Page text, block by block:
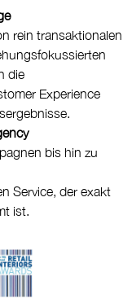
rein transaktionalen
die
Experience
bis hin zu
Service, der exakt
ist.